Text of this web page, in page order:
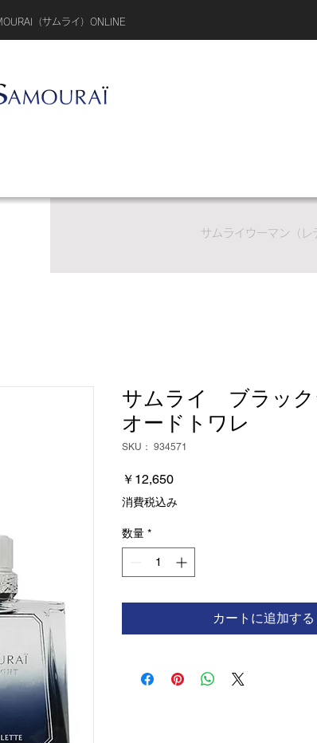
（サムライ）ONLINE
サムライウーマン（レ
サムライ ブラッ
オードトワレ
SKU： 934571
￥12,650価
格
消費税込み
数量 *
カートに追加する